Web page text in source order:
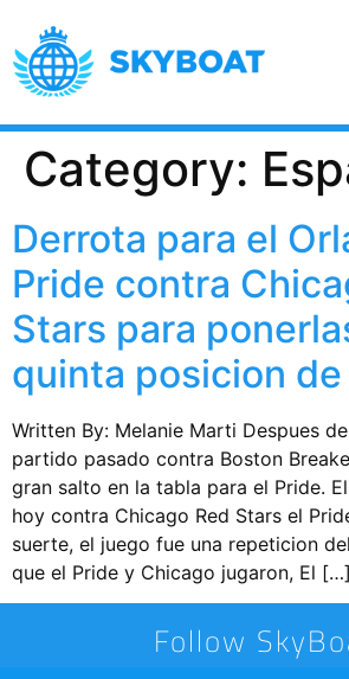
Category:
Derrota para el
Pride contra
Stars para
quinta posicion
Written By: Melanie Marti ​Despues
partido pasado contra Boston
gran salto en la tabla para el Pride.
hoy contra Chicago Red Stars el
suerte, el juego fue una repeticion
que el Pride y Chicago jugaron, El […]
Follow